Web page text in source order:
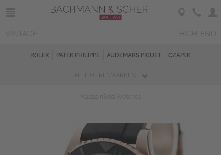
ROLEX PATEK PHILIPPE AUDEMARS PIGUET CZAPEK